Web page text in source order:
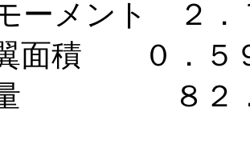
ーメント ２．
面積 ０．５
量 ８２．